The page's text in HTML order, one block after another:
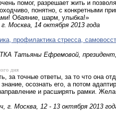
помог, разрешает жить и
понятно, с конкретными
Обаяние, шарм, улыбка!»
Москва, 14 октября 2013 года
профилактика стресса,
Татьяны Ефремовой,
дня
за точные ответы, за то что она
осознать его, а потом
и расширять рамки.
г. Москва, 12 - 13 октября 2013